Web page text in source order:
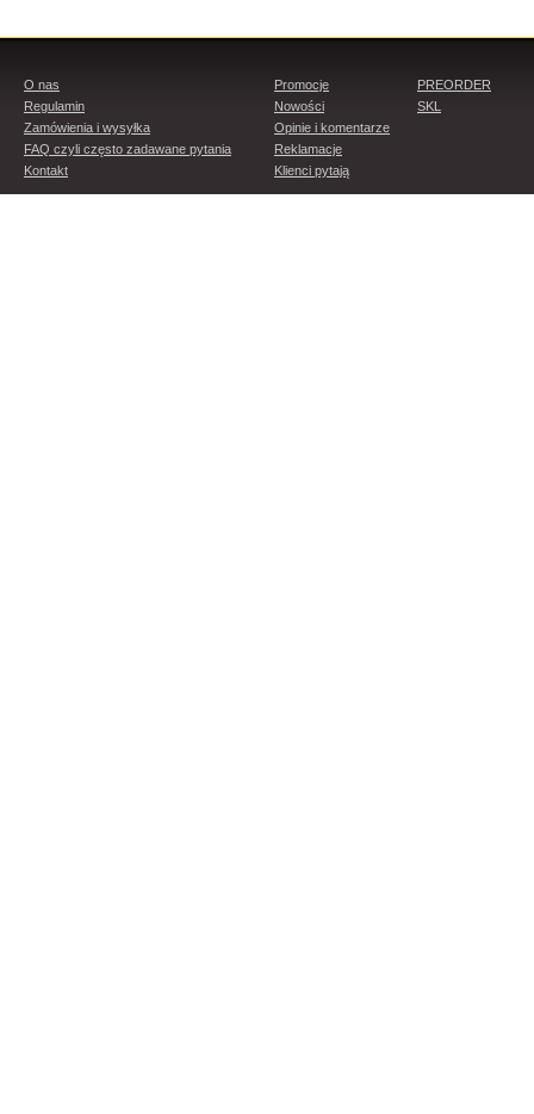
O nas
Regulamin
Zamówienia i wysyłka
FAQ czyli często zadawane pytania
Kontakt
Promocje
Nowości
Opinie i komentarze
Reklamacje
Klienci pytają
PREORDER
SKL